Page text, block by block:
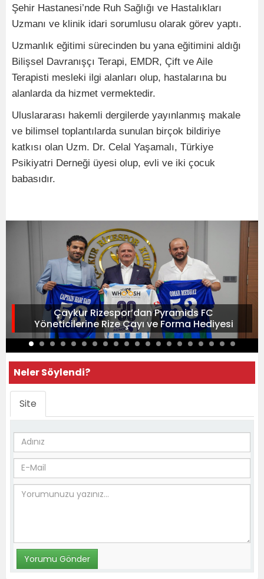
Şehir Hastanesi’nde Ruh Sağlığı ve Hastalıkları
Uzmanı ve klinik idari sorumlusu olarak görev yaptı.
Uzmanlık eğitimi sürecinden bu yana eğitimini aldığı
Bilişsel Davranışçı Terapi, EMDR, Çift ve Aile
Terapisti mesleki ilgi alanları olup, hastalarına bu
alanlarda da hizmet vermektedir.
Uluslararası hakemli dergilerde yayınlanmış makale
ve bilimsel toplantılarda sunulan birçok bildiriye
katkısı olan Uzm. Dr. Celal Yaşamalı, Türkiye
Psikiyatri Derneği üyesi olup, evli ve iki çocuk
babasıdır.
Çaykur Rizespor’dan Pyramids FC
Yöneticilerine Rize Çayı ve Forma Hediyesi
Neler Söylendi?
Site